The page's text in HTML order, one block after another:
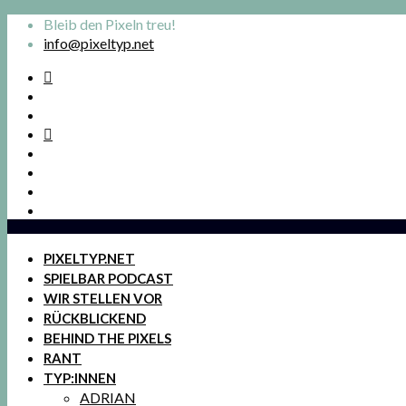
Bleib den Pixeln treu!
info@pixeltyp.net
PIXELTYP.NET
SPIELBAR PODCAST
WIR STELLEN VOR
RÜCKBLICKEND
BEHIND THE PIXELS
RANT
TYP:INNEN
ADRIAN